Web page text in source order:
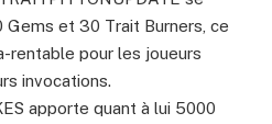
et 30 Trait Burners, ce
rentable pour les joueurs
invocations.
apporte quant à lui 5000